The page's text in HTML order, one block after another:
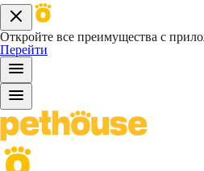
Откройте все преимущества с
Перейти